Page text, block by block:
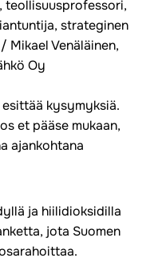
teollisuusprofessori,
strateginen
Mikael Venäläinen,
Oy
kysymyksiä.
et pääse mukaan,
ajankohtana
ja hiilidioksidilla
jota Suomen